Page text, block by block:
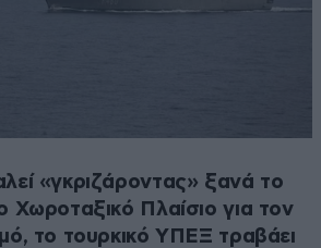
«γκριζάροντας» ξανά το
Χωροταξικό Πλαίσιο για τον
το τουρκικό ΥΠΕΞ τραβάει